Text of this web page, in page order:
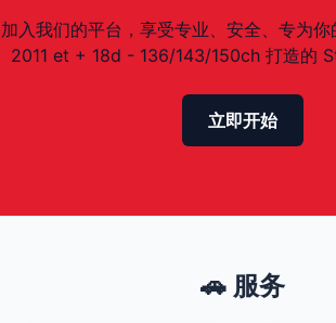
加入我们的平台，享受专业、安全、专为
2011 et + 18d - 136/143/150ch 打造的
立即开始
🚗 服务